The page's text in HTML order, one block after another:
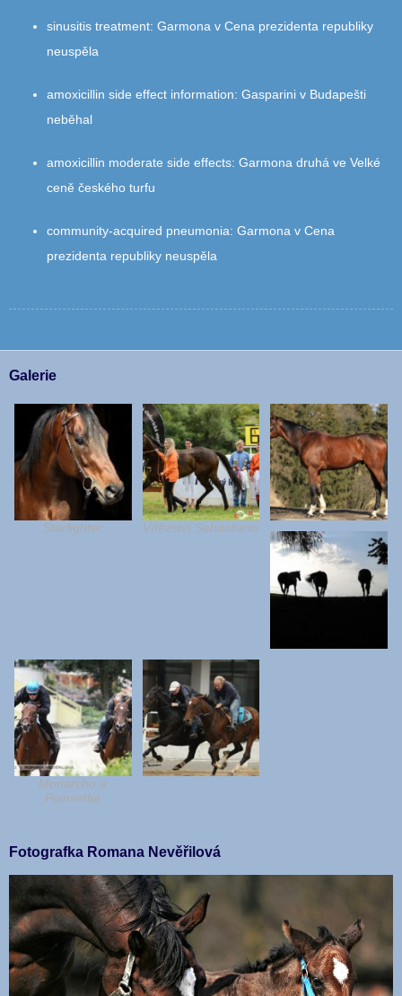
sinusitis treatment: Garmona v Cena prezidenta republiky
neuspěla
amoxicillin side effect information: Gasparini v Budapešti
neběhal
amoxicillin moderate side effects: Garmona druhá ve Velké
ceně českého turfu
community‑acquired pneumonia: Garmona v Cena
prezidenta republiky neuspěla
Galerie
Starfighter Vítězství Sebastiano
Monarcho a
Poinsettia
Fotografka Romana Nevěřilová